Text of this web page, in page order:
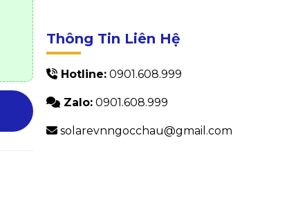
Thông Tin Liên Hệ
Hotline: 0901.608.999
Zalo:0901.608.999
solarevnngocchau@gmail.com